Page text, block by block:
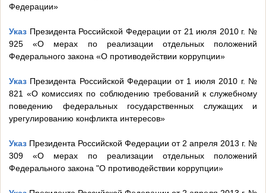
Федерации»
Указ Президента Российской Федерации от 21 июля 2010 г. №
925 «О мерах по реализации отдельных положений
Федерального закона «О противодействии коррупции»
Указ Президента Российской Федерации от 1 июля 2010 г. №
821 «О комиссиях по соблюдению требований к служебному
поведению федеральных государственных служащих и
урегулированию конфликта интересов»
Указ Президента Российской Федерации от 2 апреля 2013 г. №
309 «О мерах по реализации отдельных положений
Федерального закона "О противодействии коррупции»